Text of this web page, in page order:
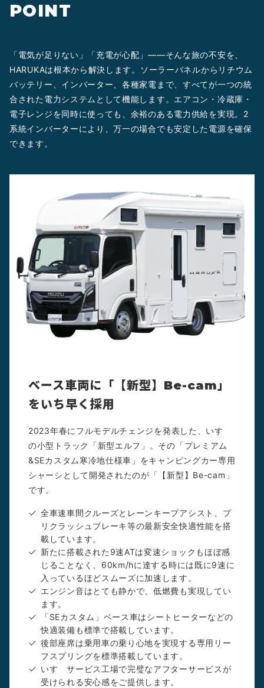
POINT
「電気が足りない」「充電が心配」——そんな旅の不安を、
HARUKAは根本から解決します。ソーラーパネルからリチウム
バッテリー、インバーター、各種家電まで、すべてが一つの統
合された電力システムとして機能します。エアコン・冷蔵庫・
電子レンジを同時に使っても、余裕のある電力供給を実現。2
系統インバーターにより、万一の場合でも安定した電源を確保
できます。
ベース車両に「【新型】Be-cam」
をいち早く採用
2023年春にフルモデルチェンジを発表した、いすゞ
の小型トラック「新型エルフ」。その「プレミアム
&SEカスタム寒冷地仕様車」をキャンピングカー専用
シャーシとして開発されたのが「【新型】Be-cam」
です。
全車速車間クルーズとレーンキープアシスト、プ
リクラッシュブレーキ等の最新安全快適性能を搭
載しています。
新たに搭載された9速ATは変速ショックもほぼ感
じることなく、60km/hに達する時には既に9速に
入っているほどスムーズに加速します。
エンジン音はとても静かで、低燃費も実現してい
ます。
「SEカスタム」ベース車はシートヒーターなどの
快適装備も標準で搭載しています。
後部座席は乗用車の乗り心地を実現する専用リー
フスプリングを標準搭載しています。
いすゞサービス工場で完璧なアフターサービスが
受けられる安心感をご提供します。